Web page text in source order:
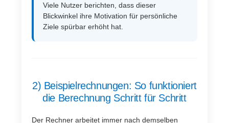
Viele Nutzer berichten, dass dieser
Blickwinkel ihre Motivation für persönliche
Ziele spürbar erhöht hat.
2) Beispielrechnungen: So funktioniert
die Berechnung Schritt für Schritt
Der Rechner arbeitet immer nach demselben